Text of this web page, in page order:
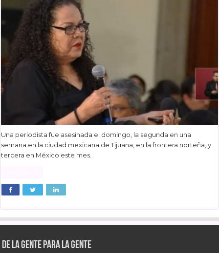
Una periodista fue asesinada el domingo, la segunda en una
semana en la ciudad mexicana de Tijuana, en la frontera norteña, y
tercera en México este mes.
De la gente para la gente